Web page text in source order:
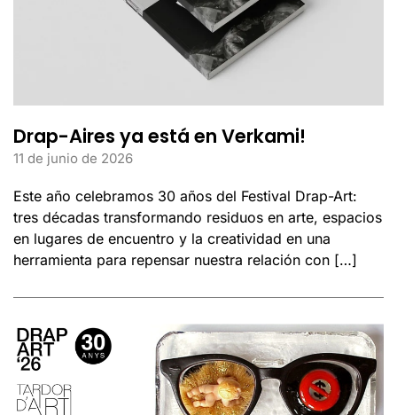
Drap-Aires ya está en Verkami!
11 de junio de 2026
Este año celebramos 30 años del Festival Drap-Art:
tres décadas transformando residuos en arte, espacios
en lugares de encuentro y la creatividad en una
herramienta para repensar nuestra relación con […]